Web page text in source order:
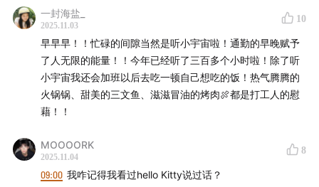
声音设计：沁茗
封面设计：饭团
营销内容策划：beibei
声动活泼商业化小队：新新、秋杰、琳琳、迪卡、小夏
（实习）
一封海盐_
2025.11.03
10
早早早！！忙碌的间隙当然是听小宇宙啦！通勤的早晚赋予
了人无限的能量！！今年已经听了三百多个小时啦！除了听
小宇宙我还会加班以后去吃一顿自己想吃的饭！热气腾腾的
火锅锅、甜美的三文鱼、滋滋冒油的烤肉🍖都是打工人的慰
藉！！
MOOOORK
2025.11.04
8
09:00 我咋记得我看过hello Kitty说过话？